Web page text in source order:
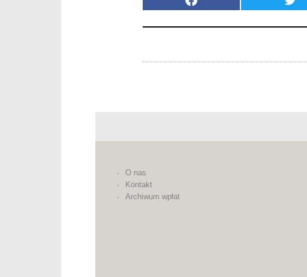
O nas
Kontakt
Archiwum wpłat